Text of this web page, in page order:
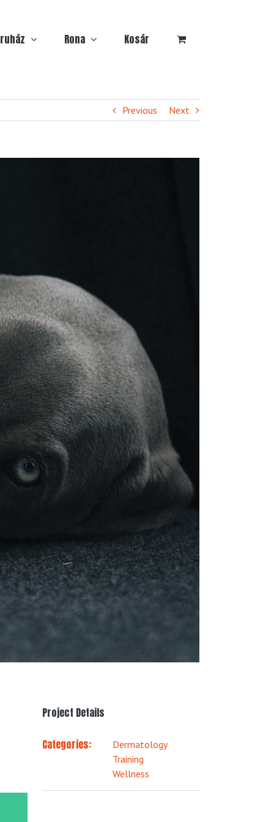
Rona Kosár
Previous Next
Project Details
Categories:
Dermatology
Training
Wellness